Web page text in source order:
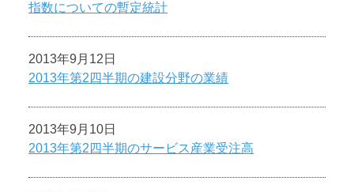
指数についての暫定統計
2013年9月12日
2013年第2四半期の建設分野の業績
2013年9月10日
2013年第2四半期のサービス産業受注高